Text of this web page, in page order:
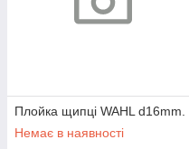
Плойка щипці WAHL d16mm.
Немає в наявності